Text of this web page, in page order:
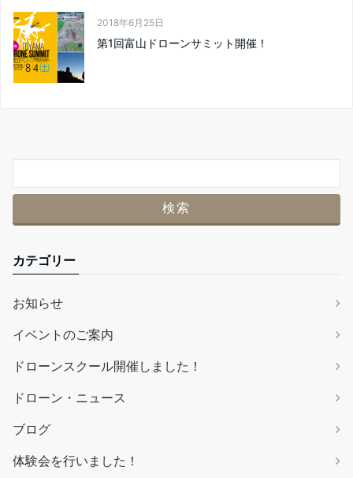
2018年6月25日
第1回富山ドローンサミット開催！
カテゴリー
お知らせ
イベントのご案内
ドローンスクール開催しました！
ドローン・ニュース
ブログ
体験会を行いました！